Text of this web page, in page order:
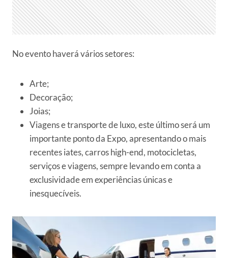
No evento haverá vários setores:
Arte;
Decoração;
Joias;
Viagens e transporte de luxo, este último será um
importante ponto da Expo, apresentando o mais
recentes iates, carros high-end, motocicletas,
serviços e viagens, sempre levando em conta a
exclusividade em experiências únicas e
inesquecíveis.